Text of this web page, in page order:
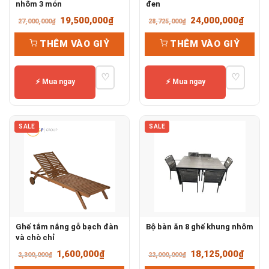
nhôm 3 món
27,000,000₫
Giá
gốc
là:
27,000,000₫.
19,500,000₫Giá
hiện
19,500,000₫.
THÊM VÀO GIỶ
⚡ Mua ngay ♡
đen
28,725,000₫
Giá
gốc
là:
28,725,000₫.
24,000,000₫Giá
hiện
THÊM VÀO GIỶ
⚡ Mua ngay ♡
SALE
Ghế tắm nắng gỗ bạch đàn
và chò chỉ
2,300,000₫
Giá
1,600,000₫Giá
SALE
Bộ bàn ăn 8 ghế khung nhôm
22,000,000₫
Giá
18,125,000₫Giá